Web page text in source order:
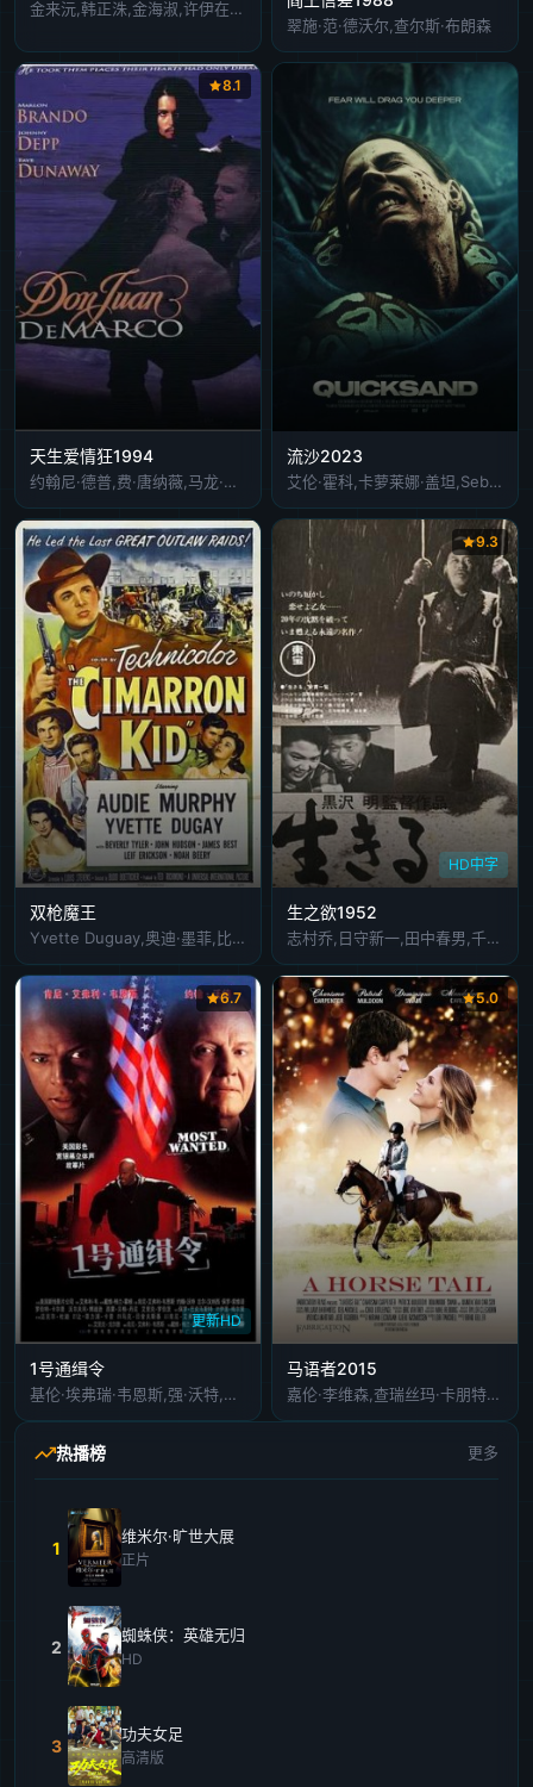
金来沅,韩正洙,金海淑,许伊在,金秉玉
翠施·范·德沃尔,查尔斯·布朗森
8.1
天生爱情狂1994
约翰尼·德普,费·唐纳薇,马龙·白兰度,热拉尔丁娜·帕亚
流沙2023
艾伦·霍科,卡萝莱娜·盖坦,Sebastian Eslava
双枪魔王
Yvette Duguay,奥迪·墨菲,比弗莉·泰勒,詹姆斯·贝斯特
HD中字
9.3
生之欲1952
志村乔,日守新一,田中春男,千秋实,小田切美喜,左卜全,山田巳之助,藤原釜足,小堀诚,金子信雄,中村伸郎,渡边笃,木村功,清水将夫,伊藤雄之助,浦边粂子,三好荣子,本间文子,丹阿弥谷津子,菅井琴,南美江,阿部九州男,永井智雄,宫口精二,加东大介,稻垣三郎,村上冬树,青野平义,小川虎之助,深见泰三,长滨藤夫,谷晃,市村俊幸,夏木顺平,堺左千夫
更新HD
6.7
1号通缉令
基伦·埃弗瑞·韦恩斯,强·沃特,吉尔·亨内斯,保罗·索维诺,罗伯特·考普
5.0
马语者2015
嘉伦·李维森,查瑞丝玛·卡朋特,帕特里克·茂顿
热播榜 更多
1
维米尔·旷世大展
正片
2
蜘蛛侠：英雄无归
HD
3
功夫女足
高清版